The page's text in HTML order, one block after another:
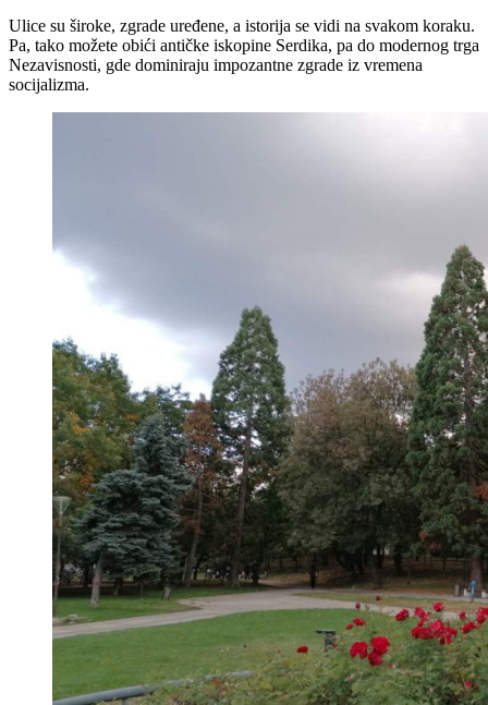
Ulice su široke, zgrade uređene, a istorija se vidi na svakom koraku.
Pa, tako možete obići antičke iskopine Serdika, pa do modernog trga
Nezavisnosti, gde dominiraju impozantne zgrade iz vremena
socijalizma.